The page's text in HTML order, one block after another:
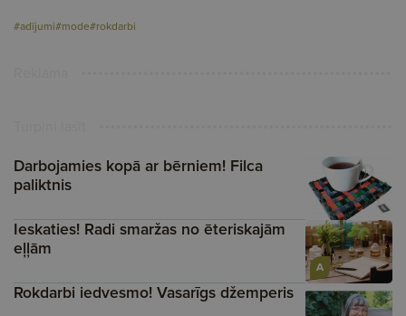
#adījumi#mode#rokdarbi
Darbojamies kopā ar bērniem! Filca
paliktnis
A
Ieskaties! Radi smaržas no ēteriskajām
eļļām
Rokdarbi iedvesmo! Vasarīgs džemperis